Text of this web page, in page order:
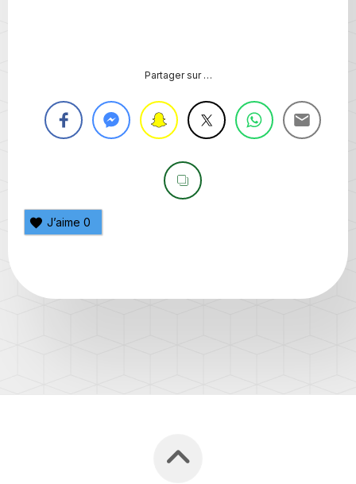
Partager sur …
J’aime 0